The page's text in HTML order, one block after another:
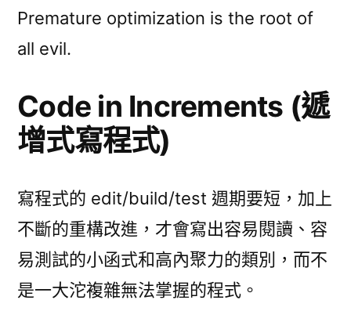
Premature optimization is the root of
all evil.
Code in Increments (遞
增式寫程式)
寫程式的 edit/build/test 週期要短，加上
不斷的重構改進，才會寫出容易閱讀、容
易測試的小函式和高內聚力的類別，而不
是一大沱複雜無法掌握的程式。